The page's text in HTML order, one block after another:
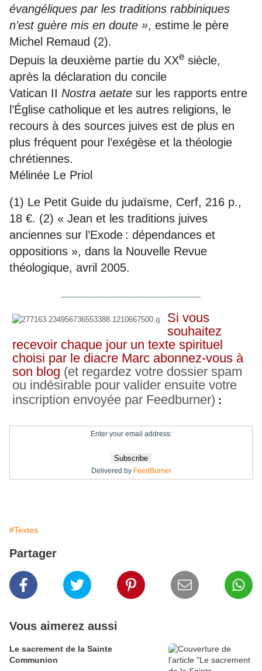
évangéliques par les traditions rabbiniques
n’est guère mis en doute », estime le père
Michel Remaud (2).
Depuis la deuxième partie du XXe siècle,
après la déclaration du concile
Vatican II Nostra aetate sur les rapports entre
l’Église catholique et les autres religions, le
recours à des sources juives est de plus en
plus fréquent pour l’exégèse et la théologie
chrétiennes.
Mélinée Le Priol
(1) Le Petit Guide du judaïsme, Cerf, 216 p.,
18 €. (2) « Jean et les traditions juives
anciennes sur l’Exode : dépendances et
oppositions », dans la Nouvelle Revue
théologique, avril 2005.
Si vous
souhaitez
recevoir chaque jour un texte spirituel
choisi par le diacre Marc abonnez-vous à
son blog (et regardez votre dossier spam
ou indésirable pour valider ensuite votre
inscription envoyée par Feedburner) :
Enter your email address:
Delivered by FeedBurner
#Textes
Partager
Vous aimerez aussi
Le sacrement de la Sainte
Communion